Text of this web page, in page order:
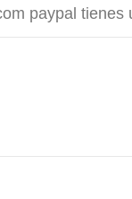
paypal tienes